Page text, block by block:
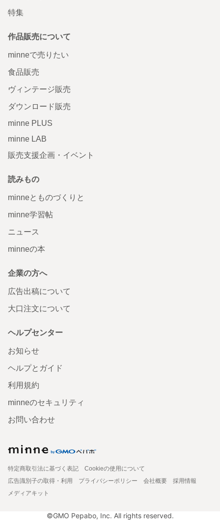
特集
作品販売について
minneで売りたい
食品販売
ヴィンテージ販売
ダウンロード販売
minne PLUS
minne LAB
販売支援企画・イベント
読みもの
minneとものづくりと
minne学習帖
ニュース
minneの本
企業の方へ
広告出稿について
大口注文について
ヘルプセンター
お知らせ
ヘルプとガイド
利用規約
minneのセキュリティ
お問い合わせ
特定商取引法に基づく表記
Cookieの使用について
広告識別子の取得・利用
プライバシーポリシー 会社概要
採用情報
メディアキット
©GMO Pepabo, Inc. All rights reserved.